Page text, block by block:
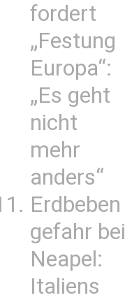
fordert
„Festung
Europa“:
„Es geht
nicht
mehr
anders“
Erdbeben
gefahr bei
Neapel:
Italiens